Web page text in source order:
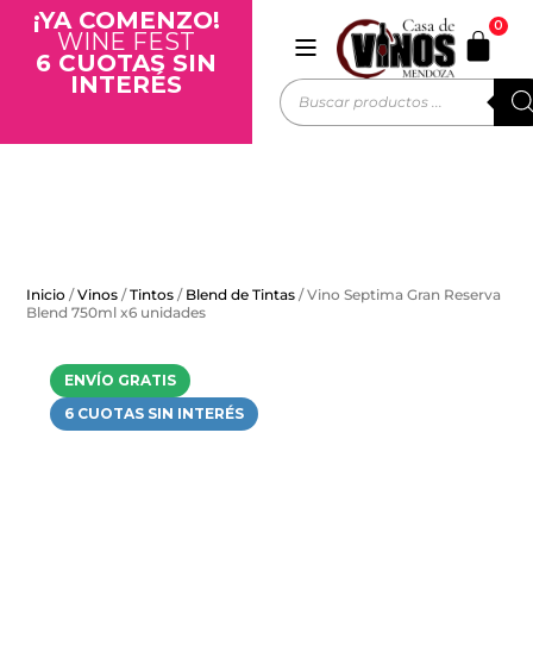
¡YA COMENZO!
WINE FEST
6 CUOTAS SIN
INTERÉS
0
ENVÍO GRATIS
6 CUOTAS SIN INTERÉS
Inicio /Vinos /Tintos / Blend de Tintas / Vino Septima Gran Reserva
Blend 750ml x6 unidades